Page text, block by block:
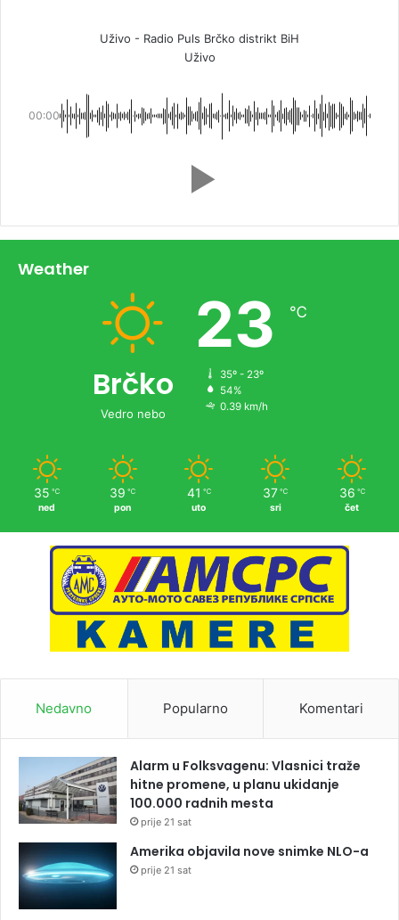
Uživo - Radio Puls Brčko distrikt BiH
Uživo
00:00
Weather
Brčko
Vedro nebo
23 ℃
35º - 23º
54%
0.39 km/h
35 ℃
ned
39 ℃
pon
41 ℃
uto
37 ℃
sri
36 ℃
čet
Nedavno Popularno Komentari
Alarm u Folksvagenu: Vlasnici traže
hitne promene, u planu ukidanje
100.000 radnih mesta
prije 21 sat
Amerika objavila nove snimke NLO-a
prije 21 sat